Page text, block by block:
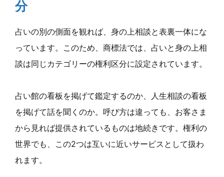
分
占いの別の側面を観れば、身の上相談と表裏一体にな
っています。このため、商標法では、占いと身の上相
談は同じカテゴリーの権利区分に設定されています。
占い館の看板を掲げて鑑定するのか、人生相談の看板
を掲げて話を聞くのか。呼び方は違っても、お客さま
から見れば提供されているものは地続きです。権利の
世界でも、この2つは互いに近いサービスとして扱わ
れます。